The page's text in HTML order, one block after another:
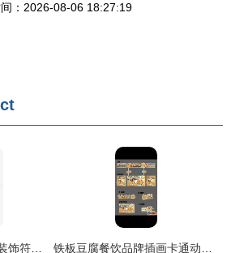
：2026-08-06 18:27:19